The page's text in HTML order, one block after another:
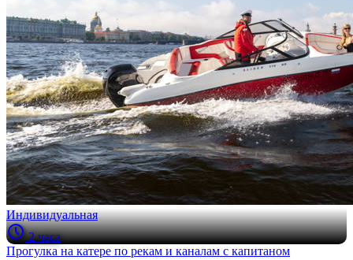
Индивидуальная
2 часа
Прогулка на катере по рекам и каналам с капитаном